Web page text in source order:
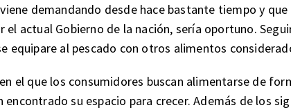
demandando desde hace bastante tiempo y que
el actual Gobierno de la nación, sería oportuno.
equipare al pescado con otros alimentos
el que los consumidores buscan alimentarse de
su espacio para crecer. Además de los